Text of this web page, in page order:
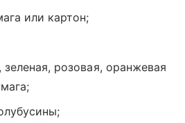
или картон;
зеленая, розовая, оранжевая